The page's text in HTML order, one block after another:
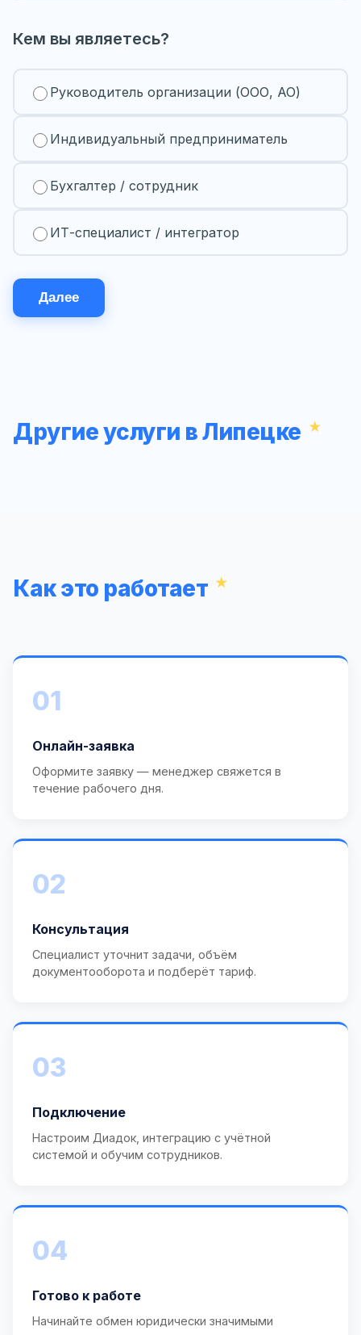
Кем вы являетесь?
Руководитель организации (ООО, АО)
Индивидуальный предприниматель
Бухгалтер / сотрудник
ИТ-специалист / интегратор
Далее
Другие услуги в Липецке
Как это работает
01
Онлайн-заявка
Оформите заявку — менеджер свяжется в
течение рабочего дня.
02
Консультация
Специалист уточнит задачи, объём
документооборота и подберёт тариф.
03
Подключение
Настроим Диадок, интеграцию с учётной
системой и обучим сотрудников.
04
Готово к работе
Начинайте обмен юридически значимыми